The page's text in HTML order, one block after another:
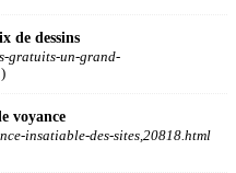
de dessins
gratuits-un-grand-
voyance
insatiable-des-sites,20818.html